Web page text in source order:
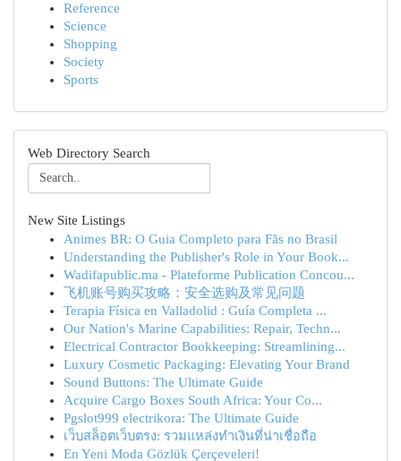
Reference
Science
Shopping
Society
Sports
Web Directory Search
New Site Listings
Animes BR: O Guia Completo para Fãs no Brasil
Understanding the Publisher's Role in Your Book...
Wadifapublic.ma - Plateforme Publication Concou...
飞机账号购买攻略：安全选购及常见问题
Terapia Física en Valladolid : Guía Completa ...
Our Nation's Marine Capabilities: Repair, Techn...
Electrical Contractor Bookkeeping: Streamlining...
Luxury Cosmetic Packaging: Elevating Your Brand
Sound Buttons: The Ultimate Guide
Acquire Cargo Boxes South Africa: Your Co...
Pgslot999 electrikora: The Ultimate Guide
เว็บสล็อตเว็บตรง: รวมแหล่งทำเงินที่น่าเชื่อถือ
En Yeni Moda Gözlük Çerçeveleri!